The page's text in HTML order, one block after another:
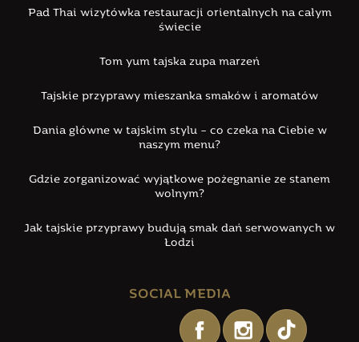
Pad Thai wizytówka restauracji orientalnych na całym
świecie
Tom yum tajska zupa marzeń
Tajskie przyprawy mieszanka smaków i aromatów
Dania główne w tajskim stylu – co czeka na Ciebie w
naszym menu?
Gdzie zorganizować wyjątkowe pożegnanie ze stanem
wolnym?
Jak tajskie przyprawy budują smak dań serwowanych w
Łodzi
SOCIAL MEDIA